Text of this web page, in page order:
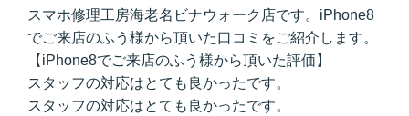
スマホ修理工房海老名ビナウォーク店です。iPhone8
でご来店のふう様から頂いた口コミをご紹介します。
【iPhone8でご来店のふう様から頂いた評価】
スタッフの対応はとても良かったです。
スタッフの対応はとても良かったです。